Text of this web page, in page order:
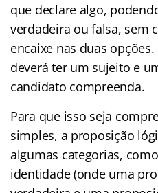
que declare algo,
verdadeira ou falsa, sem
encaixe nas duas
deverá ter um sujeito e
candidato compreenda.
Para que isso seja
simples, a proposição
algumas categorias,
identidade (onde uma